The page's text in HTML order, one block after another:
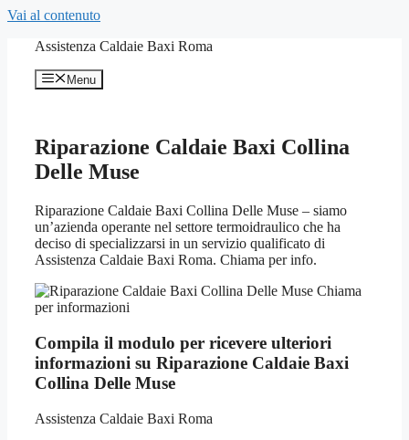
Vai al contenuto
Assistenza Caldaie Baxi Roma
Menu
Riparazione Caldaie Baxi Collina
Delle Muse
Riparazione Caldaie Baxi Collina Delle Muse – siamo
un’azienda operante nel settore termoidraulico che ha
deciso di specializzarsi in un servizio qualificato di
Assistenza Caldaie Baxi Roma. Chiama per info.
Compila il modulo per ricevere ulteriori
informazioni su Riparazione Caldaie Baxi
Collina Delle Muse
Assistenza Caldaie Baxi Roma